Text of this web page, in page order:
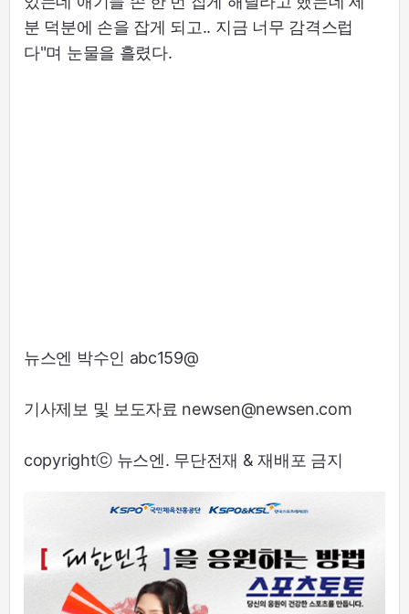
분 덕분에 손을 잡게 되고.. 지금 너무 감격스럽
다"며 눈물을 흘렸다.
뉴스엔 박수인 abc159@
기사제보 및 보도자료 newsen@newsen.com
copyrightⓒ 뉴스엔. 무단전재 & 재배포 금지